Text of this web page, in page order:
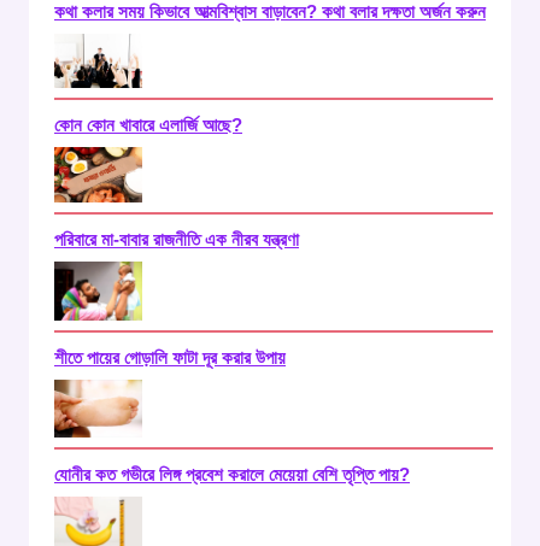
কথা কলার সময় কিভাবে আত্মবিশ্বাস বাড়াবেন? কথা বলার দক্ষতা অর্জন করুন
কোন কোন খাবারে এলার্জি আছে?
পরিবারে মা-বাবার রাজনীতি এক নীরব যন্ত্রণা
শীতে পায়ের গোড়ালি ফাটা দূর করার উপায়
যোনীর কত গভীরে লিঙ্গ প্রবেশ করালে মেয়েয়া বেশি তৃপ্তি পায়?